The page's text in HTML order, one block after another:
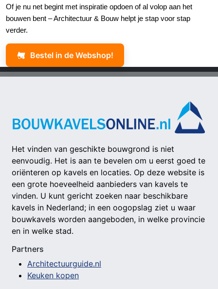
Of je nu net begint met inspiratie opdoen of al volop aan het
bouwen bent – Architectuur & Bouw helpt je stap voor stap
verder.
Bestel in de Webshop!
Het vinden van geschikte bouwgrond is niet
eenvoudig. Het is aan te bevelen om u eerst goed te
oriënteren op kavels en locaties. Op deze website is
een grote hoeveelheid aanbieders van kavels te
vinden. U kunt gericht zoeken naar beschikbare
kavels in Nederland; in een oogopslag ziet u waar
bouwkavels worden aangeboden, in welke provincie
en in welke stad.
Partners
Architectuurguide.nl
Keuken kopen